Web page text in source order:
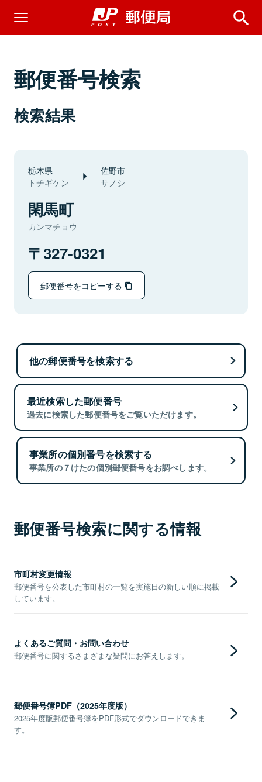
郵便番号検索
検索結果
栃木県
トチギケン
佐野市
サノシ
閑馬町
カンマチョウ
327-0321
郵便番号をコピーする
他の郵便番号を検索する
最近検索した郵便番号
過去に検索した郵便番号をご覧いただけます。
事業所の個別番号を検索する
事業所の７けたの個別郵便番号をお調べします。
郵便番号検索に関する情報
市町村変更情報
郵便番号を公表した市町村の一覧を実施日の新しい順に掲載
しています。
よくあるご質問・お問い合わせ
郵便番号に関するさまざまな疑問にお答えします。
郵便番号簿PDF（2025年度版）
2025年度版郵便番号簿をPDF形式でダウンロードできま
す。